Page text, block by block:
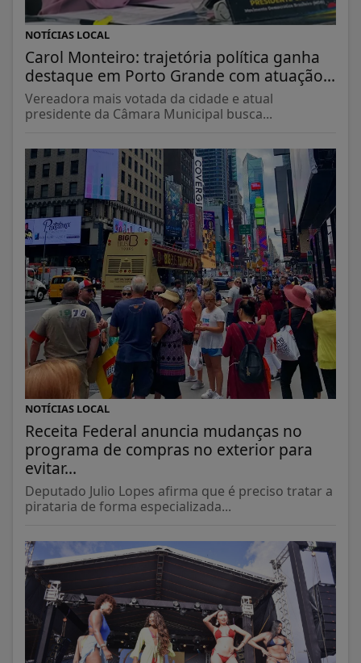
NOTÍCIAS LOCAL
Carol Monteiro: trajetória política ganha
destaque em Porto Grande com atuação...
Vereadora mais votada da cidade e atual
presidente da Câmara Municipal busca...
NOTÍCIAS LOCAL
Receita Federal anuncia mudanças no
programa de compras no exterior para
evitar...
Deputado Julio Lopes afirma que é preciso tratar a
pirataria de forma especializada...